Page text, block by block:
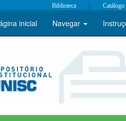
Biblioteca |
inicial Navegar